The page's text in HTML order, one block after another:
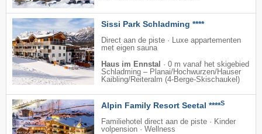
Sissi Park Schladming ****
Direct aan de piste · Luxe appartementen
met eigen sauna
Haus im Ennstal · 0 m vanaf het skigebied
Schladming – Planai/​Hochwurzen/​Hauser
Kaibling/​Reiteralm (4-Berge-Skischaukel)
Alpin Family Resort Seetal ****S
Familiehotel direct aan de piste · Kinder
volpension · Wellness